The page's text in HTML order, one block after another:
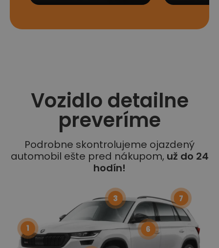
Vozidlo detailne
preveríme
Podrobne skontrolujeme ojazdený
automobil ešte pred nákupom, už do 24
hodín!
1
3
6
7